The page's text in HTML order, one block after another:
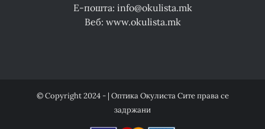
Е-пошта: info@okulista.mk
Веб: www.okulista.mk
© Copyright 2024 - | Оптика Окулиста Сите права се
задржани